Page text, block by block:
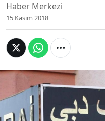
Haber Merkezi
15 Kasım 2018
Yalova'da